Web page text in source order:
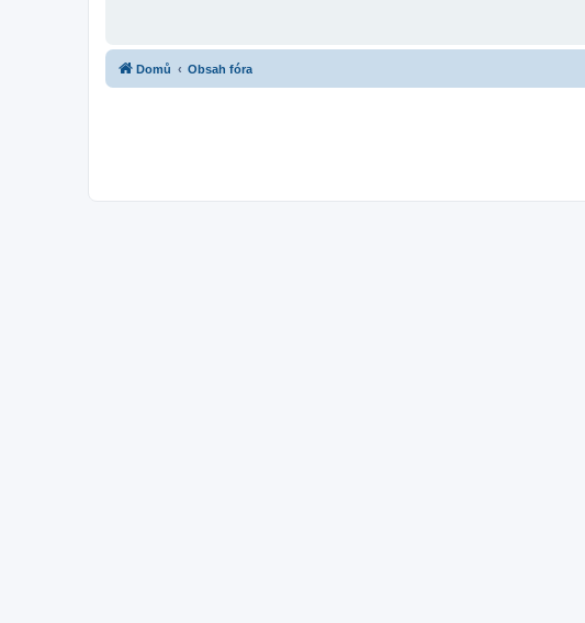
Domů Obsah fóra